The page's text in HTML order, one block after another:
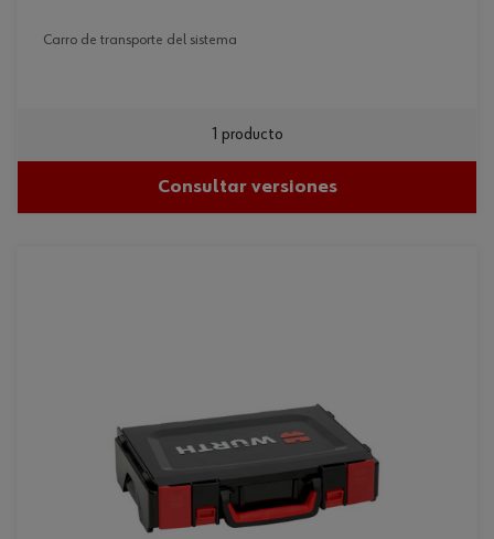
carro de transporte del sistema
1 producto
Consultar versiones